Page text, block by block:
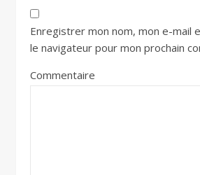
Enregistrer mon nom, mon e-mail
le navigateur pour mon prochain
Commentaire